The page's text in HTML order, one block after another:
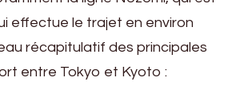
effectue le trajet en environ
récapitulatif des principales
entre Tokyo et Kyoto :